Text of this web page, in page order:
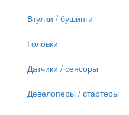
Втулки / бушинги
Головки
Датчики / сенсоры
Девелоперы / стартеры